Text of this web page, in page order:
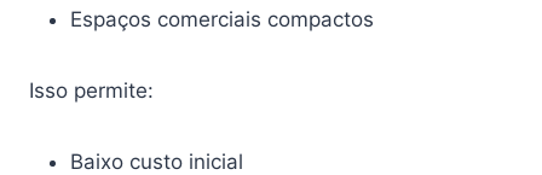
Espaços comerciais compactos
Isso permite:
Baixo custo inicial